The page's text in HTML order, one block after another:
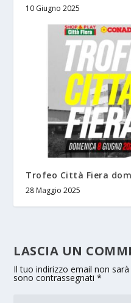
10 Giugno 2025
Trofeo Città Fiera
28 Maggio 2025
LASCIA UN
Il tuo indirizzo email non
sono contrassegnati*